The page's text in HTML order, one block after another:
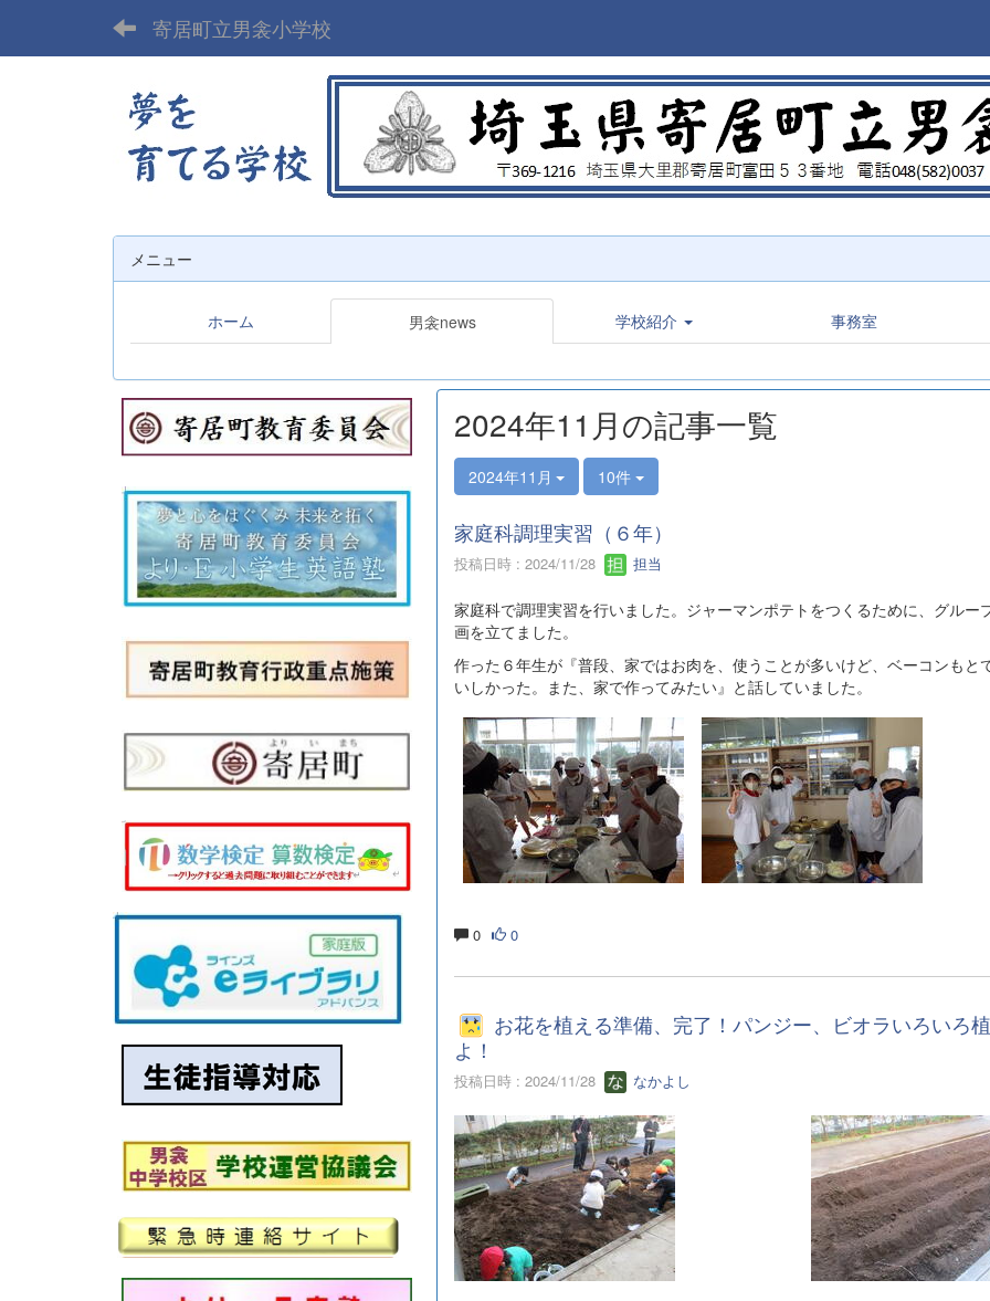
寄居町立男衾小学校
メニュー
ホーム 男衾news 学校紹介 事務室
2024年11月の記事一覧
2024年11月 10件
家庭科調理実習（６年）
投稿日時 : 2024/11/28 担当
家庭科で調理実習を行いました。ジャーマンポテトをつくるために、グルー
画を立てました。
作った６年生が『普段、家ではお肉を、使うことが多いけど、ベーコンもと
いしかった。また、家で作ってみたい』と話していました。
0 0
お花を植える準備、完了！パンジー、ビオラいろいろ
よ！
投稿日時 : 2024/11/28 なかよし